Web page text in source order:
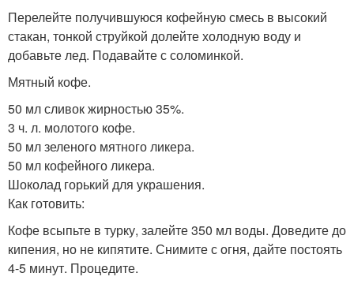
Перелейте получившуюся кофейную смесь в высокий
стакан, тонкой струйкой долейте холодную воду и
добавьте лед. Подавайте с соломинкой.
Мятный кофе.
50 мл сливок жирностью 35%.
3 ч. л. молотого кофе.
50 мл зеленого мятного ликера.
50 мл кофейного ликера.
Шоколад горький для украшения.
Как готовить:
Кофе всыпьте в турку, залейте 350 мл воды. Доведите до
кипения, но не кипятите. Снимите с огня, дайте постоять
4-5 минут. Процедите.